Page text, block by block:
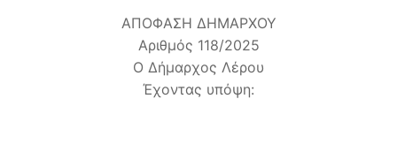
ΑΠΟΦΑΣΗ ΔΗΜΑΡΧΟΥ
Αριθμός 118/2025
Ο Δήμαρχος Λέρου
Έχοντας υπόψη: